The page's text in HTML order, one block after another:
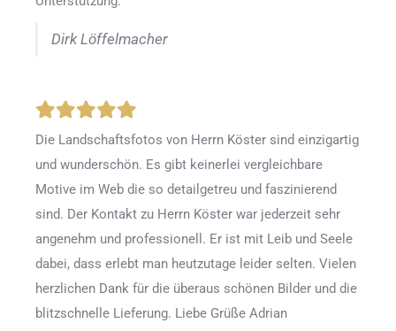
Dirk Löffelmacher
Die Landschaftsfotos von Herrn Köster sind einzigartig
und wunderschön. Es gibt keinerlei vergleichbare
Motive im Web die so detailgetreu und faszinierend
sind. Der Kontakt zu Herrn Köster war jederzeit sehr
angenehm und professionell. Er ist mit Leib und Seele
dabei, dass erlebt man heutzutage leider selten. Vielen
herzlichen Dank für die überaus schönen Bilder und die
blitzschnelle Lieferung. Liebe Grüße Adrian